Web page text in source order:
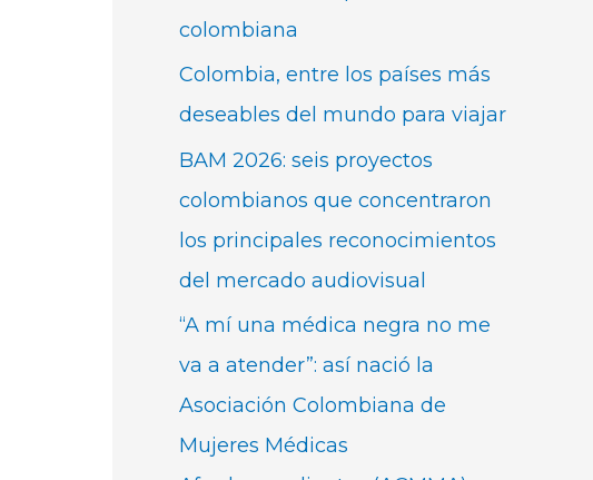
colombiana
Colombia, entre los países más
deseables del mundo para viajar
BAM 2026: seis proyectos
colombianos que concentraron
los principales reconocimientos
del mercado audiovisual
“A mí una médica negra no me
va a atender”: así nació la
Asociación Colombiana de
Mujeres Médicas